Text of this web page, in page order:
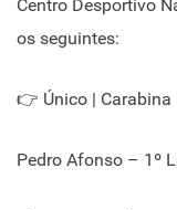
Centro Desportivo
os seguintes:
👉 Único | Carabina
Pedro Afonso – 1º